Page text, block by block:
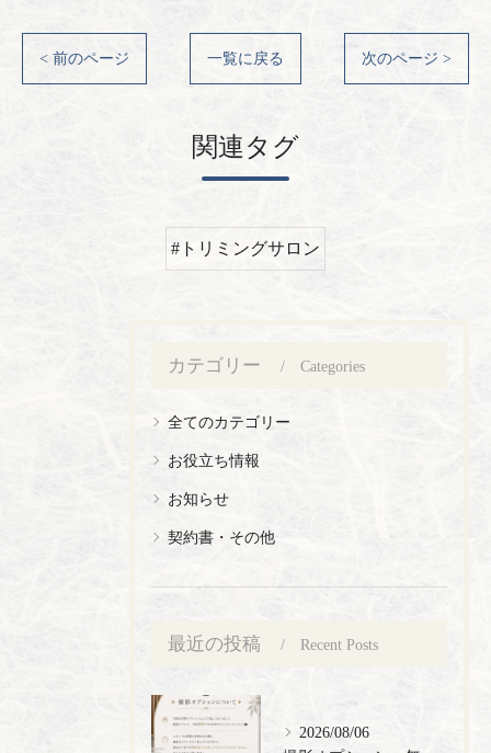
< 前のページ 一覧に戻る 次のページ >
関連タグ
#トリミングサロン
カテゴリー Categories
全てのカテゴリー
お役立ち情報
お知らせ
契約書・その他
最近の投稿 Recent Posts
2026/08/06